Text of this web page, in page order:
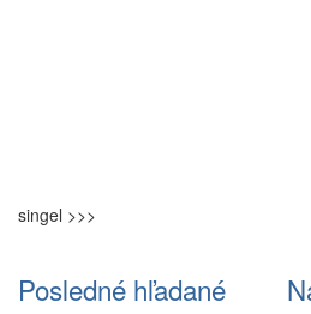
singel >>>
Posledné hľadané